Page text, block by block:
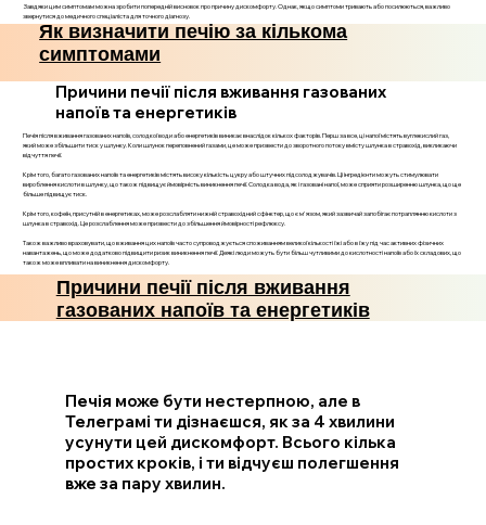
Завдяки цим симптомам можна зробити попередній висновок про причину дискомфорту. Однак, якщо симптоми тривають або посилюються, важливо
звернутися до медичного спеціаліста для точного діагнозу.
Як визначити печію за кількома
симптомами
Причини печії після вживання газованих
напоїв та енергетиків
Печія після вживання газованих напоїв, солодкої води або енергетиків виникає внаслідок кількох факторів. Перш за все, ці напої містять вуглекислий газ,
який може збільшити тиск у шлунку. Коли шлунок переповнений газами, це може призвести до зворотного потоку вмісту шлунка в стравохід, викликаючи
відчуття печії.
Крім того, багато газованих напоїв та енергетиків містять високу кількість цукру або штучних підсолоджувачів. Ці інгредієнти можуть стимулювати
вироблення кислоти в шлунку, що також підвищує ймовірність виникнення печії. Солодка вода, як і газовані напої, може сприяти розширенню шлунка, що ще
більше підвищує тиск.
Крім того, кофеїн, присутній в енергетиках, може розслабляти нижній стравохідний сфінктер, що є м'язом, який зазвичай запобігає потраплянню кислоти з
шлунка в стравохід. Це розслаблення може призвести до збільшення ймовірності рефлюксу.
Також важливо враховувати, що вживання цих напоїв часто супроводжується споживанням великої кількості їжі або в їжу під час активних фізичних
навантажень, що може додатково підвищити ризик виникнення печії. Деякі люди можуть бути більш чутливими до кислотності напоїв або їх складових, що
також може впливати на виникнення дискомфорту.
Причини печії після вживання
газованих напоїв та енергетиків
Печія може бути нестерпною, але в
Телеграмі ти дізнаєшся, як за 4 хвилини
усунути цей дискомфорт. Всього кілька
простих кроків, і ти відчуєш полегшення
вже за пару хвилин.